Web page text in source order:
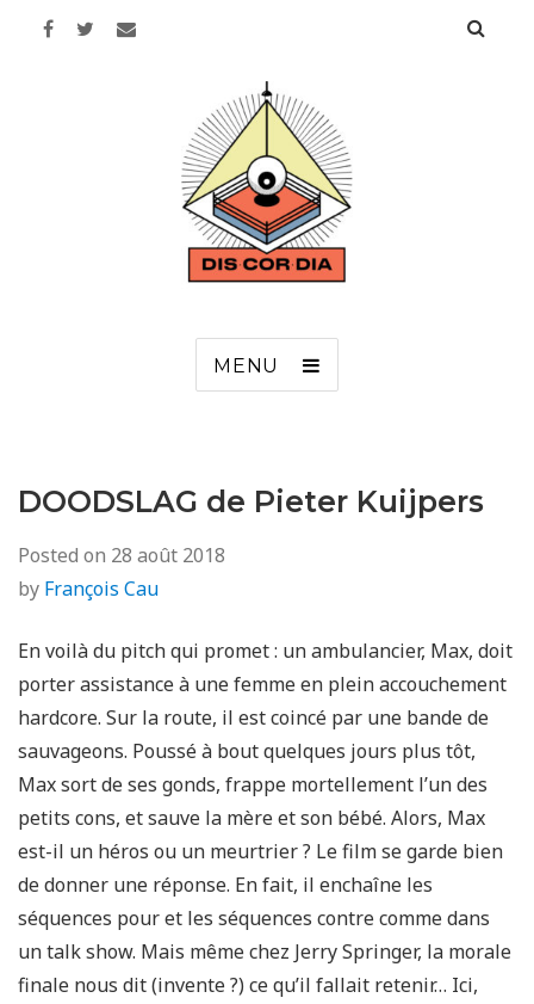
MENU
DOODSLAG de Pieter Kuijpers
Posted on 28 août 2018
by François Cau
En voilà du pitch qui promet : un ambulancier, Max, doit
porter assistance à une femme en plein accouchement
hardcore. Sur la route, il est coincé par une bande de
sauvageons. Poussé à bout quelques jours plus tôt,
Max sort de ses gonds, frappe mortellement l’un des
petits cons, et sauve la mère et son bébé. Alors, Max
est-il un héros ou un meurtrier ? Le film se garde bien
de donner une réponse. En fait, il enchaîne les
séquences pour et les séquences contre comme dans
un talk show. Mais même chez Jerry Springer, la morale
finale nous dit (invente ?) ce qu’il fallait retenir… Ici,